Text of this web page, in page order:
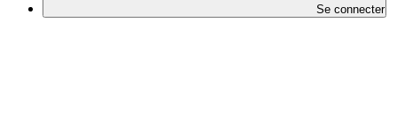
Se connecter